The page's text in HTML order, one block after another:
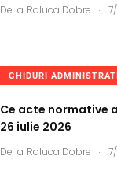
De la Raluca Dobre .
GHIDURI
Ce acte normative
26 iulie 2026
De la Raluca Dobre .